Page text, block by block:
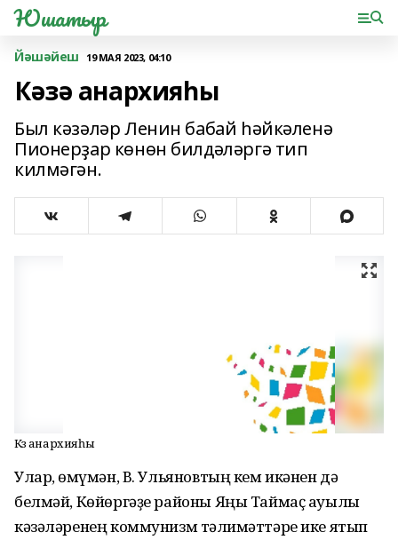
Юшатыр
Йәшәйеш 19 МАЯ 2023, 04:10
Кәзә анархияһы
Был кәзәләр Ленин бабай һәйкәленә
Пионерҙар көнөн билдәләргә тип
килмәгән.
Кәзә анархияһы
Улар, ғөмүмән, В. Ульяновтың кем икәнен дә
белмәй, Көйөргәҙе районы Яңы Таймаҫ ауылы
кәзәләренең коммунизм тәғлимәттәре ике ятып